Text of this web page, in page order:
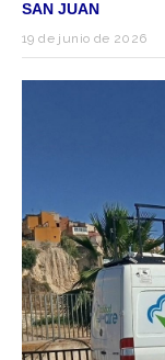
SAN JUAN
19 de junio de 2026